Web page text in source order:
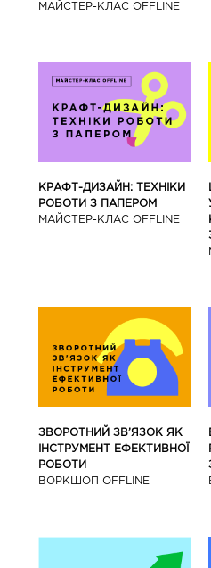
МАЙCТЕР-КЛАС OFFLINE
КРАФТ-ДИЗАЙН: ТЕХНІКИ
РОБОТИ З ПАПЕРОМ
МАЙCТЕР-КЛАС OFFLINE
ЗВОРОТНИЙ ЗВ’ЯЗОК ЯК
ІНСТРУМЕНТ ЕФЕКТИВНОЇ
РОБОТИ
ВОРКШОП OFFLINE